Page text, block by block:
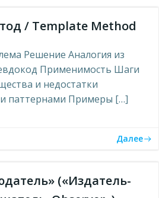
/ Template Method
Решение Аналогия из
Применимость Шаги
и недостатки
паттернами Примеры […]
Далее
(«Издатель-